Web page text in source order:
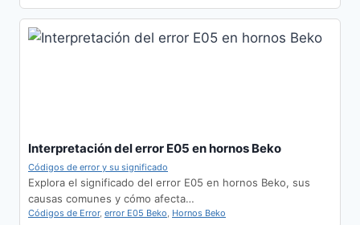
Interpretación del error E05 en hornos Beko
Códigos de error y su significado
Explora el significado del error E05 en hornos Beko, sus
causas comunes y cómo afecta…
Códigos de Error, error E05 Beko, Hornos Beko